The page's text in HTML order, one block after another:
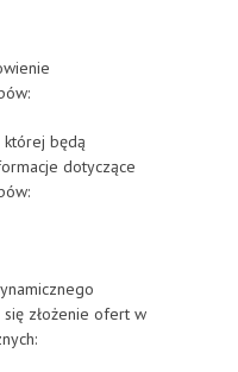
której będą
dotyczące
złożenie ofert w